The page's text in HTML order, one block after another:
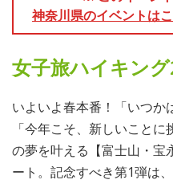
神奈川県のイベントは
女子旅ハイキン
いよいよ春本番！「いつか
「今年こそ、新しいこと
の夢を叶える【富士山・宝
ート。記念すべき第1弾は